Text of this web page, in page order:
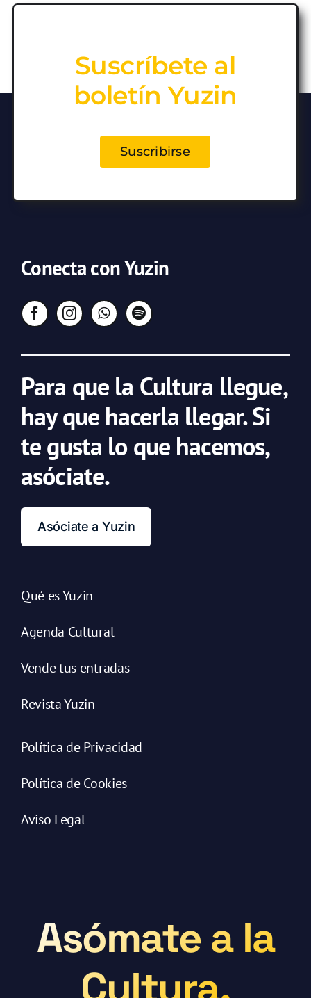
Suscríbete al
boletín Yuzin
Suscribirse
Conecta con Yuzin
Para que la Cultura llegue,
hay que hacerla llegar. Si
te gusta lo que hacemos,
asóciate.
Asóciate a Yuzin
Qué es Yuzin
Agenda Cultural
Vende tus entradas
Revista Yuzin
Política de Privacidad
Política de Cookies
Aviso Legal
Asómate a la